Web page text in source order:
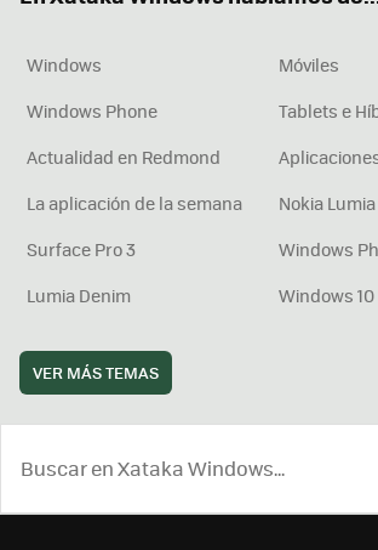
Windows
Móviles
Windows Phone
Tablets e
Actualidad en Redmond
La aplicación de la semana
Nokia
Surface Pro 3
Windows
Lumia Denim
Windows 10
VER MÁS TEMAS